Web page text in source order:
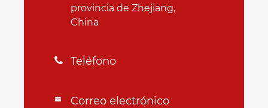
provincia de Zhejiang,
China
 Teléfono
 Correo electrónico